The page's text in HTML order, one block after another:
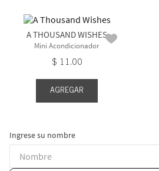
A THOUSAND WISHES
Mini Acondicionador
$ 11 .00
AGREGAR
Ingrese su nombre